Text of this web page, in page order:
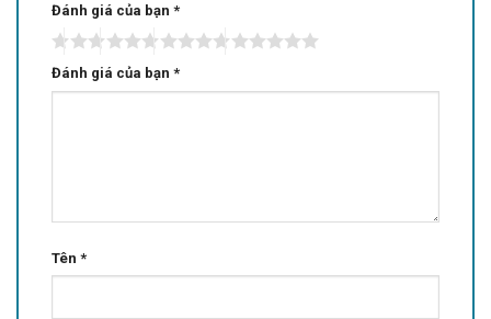
Đánh giá của bạn *
Đánh giá của bạn *
Tên *